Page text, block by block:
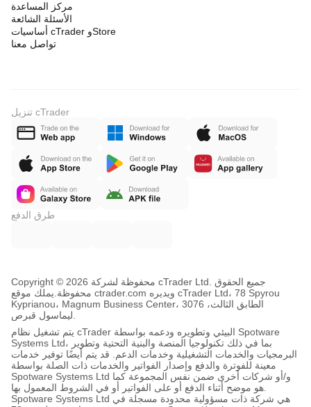
مركز المساعدة
الأسئلة الشائعة
أساسيات cTrader وStore
تواصل معنا
تنزيل cTrader
طرق الدفع
Copyright © محفوظة لشركة 2026 cTrader Ltd. جميع الحقوق
محفوظة. يملك موقع ctrader.com ويديره cTrader Ltd، 78 Spyrou
Kyprianou، Magnum Business Center، الطابق الثالث، 3076
يتم تشغيل نظام cTrader البيئي وتطويره ودعمه بواسطة Spotware
Systems Ltd، بما في ذلك تكنولوجيا المنصة والبنية التحتية وتطوير
البرمجيات والخدمات التشغيلية وخدمات الدعم. قد يتم أيضًا توفير خدمات
معينة للفوترة والدفع وإصدار الفواتير والخدمات ذات الصلة بواسطة
Spotware Systems Ltd و/أو شركات أخرى ضمن نفس المجموعة كما
هو موضح أثناء الدفع أو على الفواتير أو في الشروط المعمول بها.
Spotware Systems Ltd هي شركة ذات مسؤولية محدودة مسجلة في